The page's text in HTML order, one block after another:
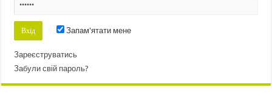
Запам'ятати мене
Зареєструватись
Забули свій пароль?